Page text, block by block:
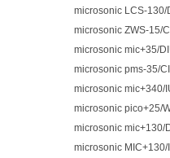
microsonic LCS-130/
microsonic ZWS-15/
microsonic mic+35/
microsonic pms-35/
microsonic mic+340/
microsonic pico+25/
microsonic mic+130/
microsonic MIC+130/